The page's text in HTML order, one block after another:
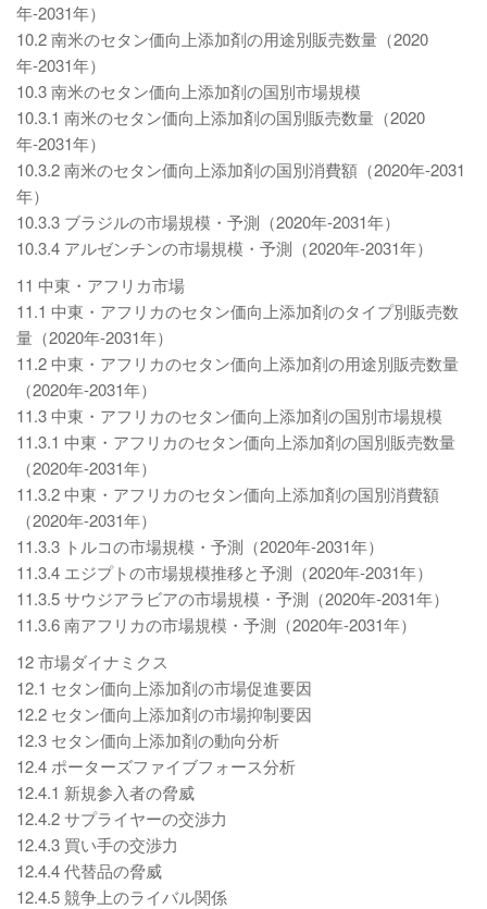
年-2031年）
10.2 南米のセタン価向上添加剤の用途別販売数量（2020
年-2031年）
10.3 南米のセタン価向上添加剤の国別市場規模
10.3.1 南米のセタン価向上添加剤の国別販売数量（2020
年-2031年）
10.3.2 南米のセタン価向上添加剤の国別消費額（2020年-2031
年）
10.3.3 ブラジルの市場規模・予測（2020年-2031年）
10.3.4 アルゼンチンの市場規模・予測（2020年-2031年）
11 中東・アフリカ市場
11.1 中東・アフリカのセタン価向上添加剤のタイプ別販売数
量（2020年-2031年）
11.2 中東・アフリカのセタン価向上添加剤の用途別販売数量
（2020年-2031年）
11.3 中東・アフリカのセタン価向上添加剤の国別市場規模
11.3.1 中東・アフリカのセタン価向上添加剤の国別販売数量
（2020年-2031年）
11.3.2 中東・アフリカのセタン価向上添加剤の国別消費額
（2020年-2031年）
11.3.3 トルコの市場規模・予測（2020年-2031年）
11.3.4 エジプトの市場規模推移と予測（2020年-2031年）
11.3.5 サウジアラビアの市場規模・予測（2020年-2031年）
11.3.6 南アフリカの市場規模・予測（2020年-2031年）
12 市場ダイナミクス
12.1 セタン価向上添加剤の市場促進要因
12.2 セタン価向上添加剤の市場抑制要因
12.3 セタン価向上添加剤の動向分析
12.4 ポーターズファイブフォース分析
12.4.1 新規参入者の脅威
12.4.2 サプライヤーの交渉力
12.4.3 買い手の交渉力
12.4.4 代替品の脅威
12.4.5 競争上のライバル関係